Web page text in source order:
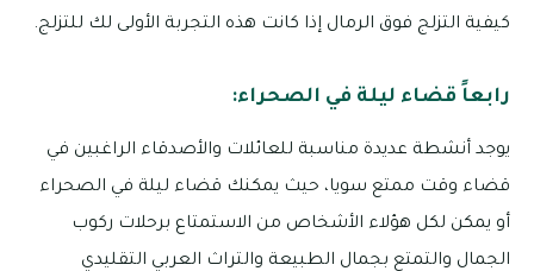
كيفية التزلج فوق الرمال إذا كانت هذه التجربة الأولى لك للتزلج.
رابعاً قضاء ليلة في الصحراء:
يوجد أنشطة عديدة مناسبة للعائلات والأصدقاء الراغبين في
قضاء وقت ممتع سويا، حيث يمكنك قضاء ليلة في الصحراء
أو يمكن لكل هؤلاء الأشخاص من الاستمتاع برحلات ركوب
الجمال والتمتع بجمال الطبيعة والتراث العربي التقليدي